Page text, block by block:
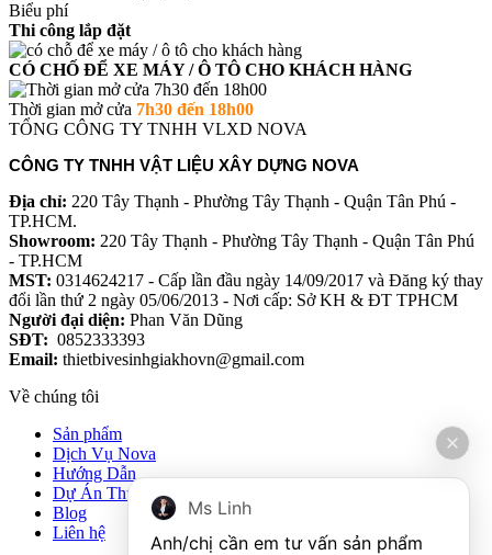
Biểu phí
Thi công lắp đặt
CÓ CHỐ ĐỂ XE MÁY / Ô TÔ CHO KHÁCH HÀNG
Thời gian mở cửa 7h30 đến 18h00
TỔNG CÔNG TY TNHH VLXD NOVA
CÔNG TY TNHH VẬT LIỆU XÂY DỰNG NOVA
Địa chỉ: 220 Tây Thạnh - Phường Tây Thạnh - Quận Tân Phú -
TP.HCM.
Showroom: 220 Tây Thạnh - Phường Tây Thạnh - Quận Tân Phú
- TP.HCM
MST: 0314624217 - Cấp lần đầu ngày 14/09/2017 và Đăng ký thay
đổi lần thứ 2 ngày 05/06/2013 - Nơi cấp: Sở KH & ĐT TPHCM
Người đại diện: Phan Văn Dũng
SĐT: 0852333393
Email: thietbivesinhgiakhovn@gmail.com
Về chúng tôi
Sản phẩm
Dịch Vụ Nova
Hướng Dẫn
Dự Án Thực Tế
Blog
Liên hệ
Ms Linh
Anh/chị cần em tư vấn sản phẩm